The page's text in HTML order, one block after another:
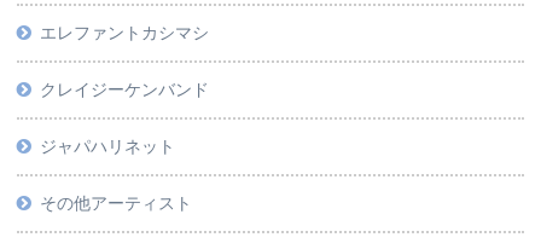
エレファントカシマシ
クレイジーケンバンド
ジャパハリネット
その他アーティスト